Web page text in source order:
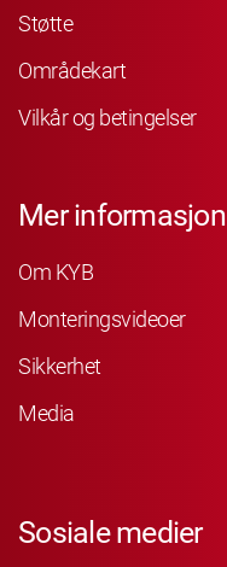
Støtte
Områdekart
Vilkår og betingelser
Mer informasjon
Om KYB
Monteringsvideoer
Sikkerhet
Media
Sosiale medier